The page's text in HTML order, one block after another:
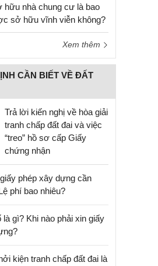
hữu nhà chung cư là bao
sở hữu vĩnh viễn không?
Xem thêm
CẦN BIẾT VỀ ĐẤT
Trả lời kiến nghị về hòa giải
tranh chấp đất đai và việc
“treo” hồ sơ cấp Giấy
chứng nhận
phép xây dựng cần
phí bao nhiêu?
là gì? Khi nào phải xin giấy
kiện tranh chấp đất đai là